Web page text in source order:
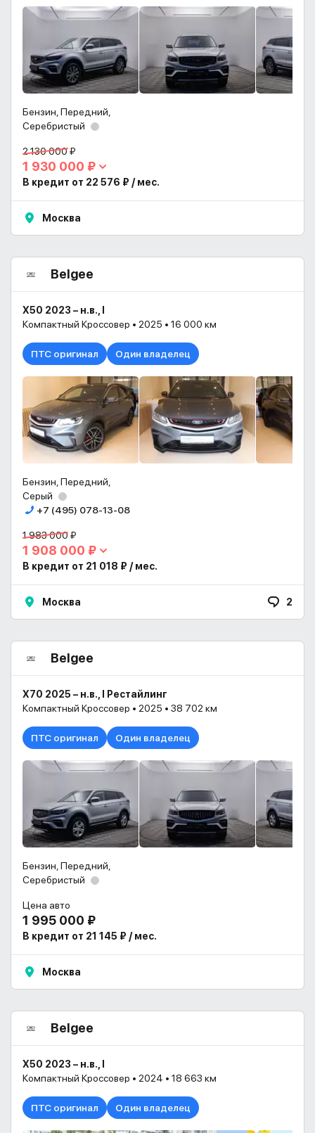
Бензин, Передний,
Серебристый
2 130 000 ₽
1 930 000 ₽
В кредит от 22 576 ₽ / мес.
Москва
Belgee
X50 2023 – н.в., I
Компактный Кроссовер • 2025 • 16 000 км
ПТС оригинал Один владелец
Бензин, Передний,
Серый
+7 (495) 078-13-08
1 983 000 ₽
1 908 000 ₽
В кредит от 21 018 ₽ / мес.
Москва 2
Belgee
X70 2025 – н.в., I Рестайлинг
Компактный Кроссовер • 2025 • 38 702 км
ПТС оригинал Один владелец
Бензин, Передний,
Серебристый
Цена авто
1 995 000 ₽
В кредит от 21 145 ₽ / мес.
Москва
Belgee
X50 2023 – н.в., I
Компактный Кроссовер • 2024 • 18 663 км
ПТС оригинал Один владелец